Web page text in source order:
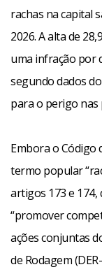
rachas na capital
2026. A alta de
uma infração por
segundo dados
para o perigo nas
Embora o Código
termo popular
artigos 173 e 174,
“promover
ações conjuntas
de Rodagem